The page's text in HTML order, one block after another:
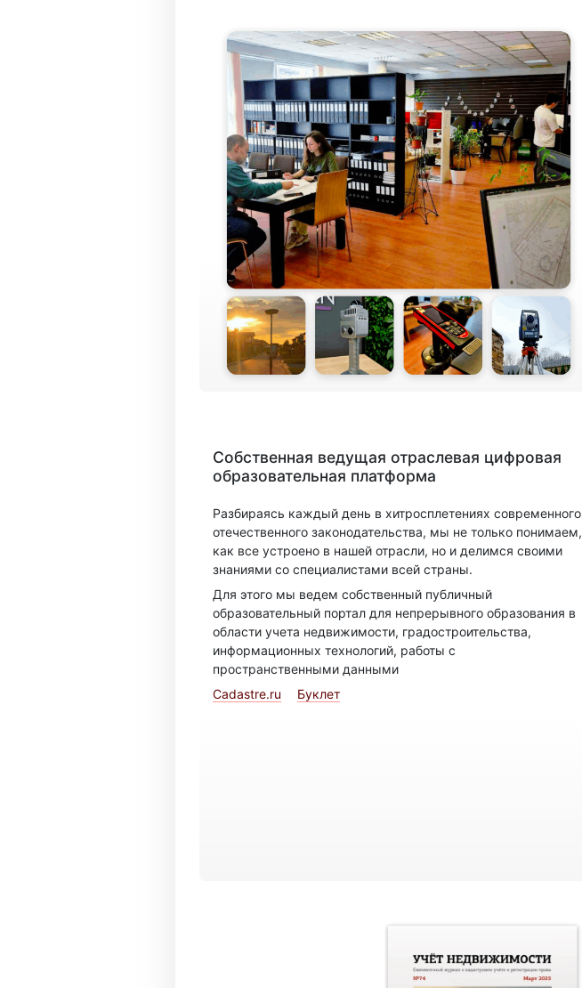
Собственная ведущая отраслевая цифровая
образовательная платформа
Разбираясь каждый день в хитросплетениях современного
отечественного законодательства, мы не только понимаем,
как все устроено в нашей отрасли, но и делимся своими
знаниями со специалистами всей страны.
Для этого мы ведем собственный публичный
образовательный портал для непрерывного образования в
области учета недвижимости, градостроительства,
информационных технологий, работы с
пространственными данными
Cadastre.ru
Буклет